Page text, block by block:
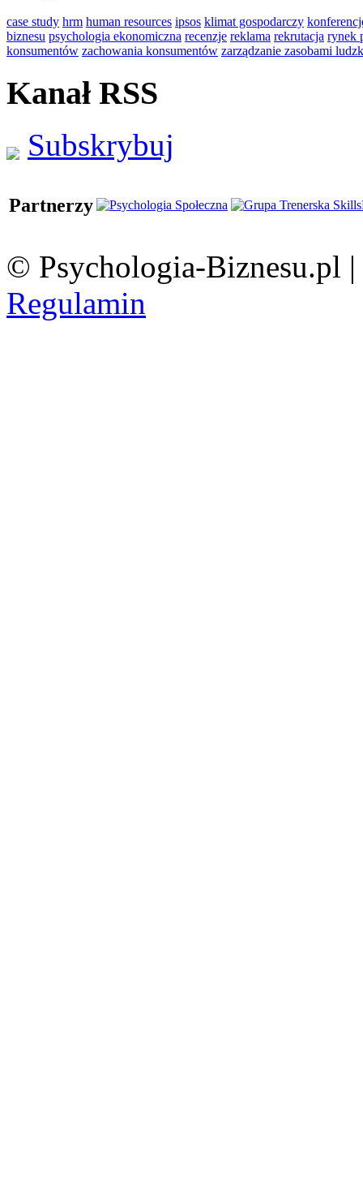
case study hrm human resources ipsos klimat gospodarczy
biznesu psychologia ekonomiczna recenzje reklama rekrutacja rynek
konsumentów zachowania konsumentów zarządzanie zasobami
Kanał RSS
Subskrybuj
Partnerzy
© Psychologia-Biznesu.pl |
Regulamin